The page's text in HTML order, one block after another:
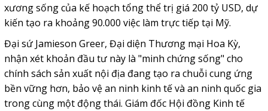
xương sống của kế hoạch tổng thể trị giá 200 tỷ USD, dự
kiến tạo ra khoảng 90.000 việc làm trực tiếp tại Mỹ.
Đại sứ Jamieson Greer, Đại diện Thương mại Hoa Kỳ,
nhận xét khoản đầu tư này là "minh chứng sống" cho
chính sách sản xuất nội địa đang tạo ra chuỗi cung ứng
bền vững hơn, bảo vệ an ninh kinh tế và an ninh quốc gia
trong cùng một động thái. Giám đốc Hội đồng Kinh tế